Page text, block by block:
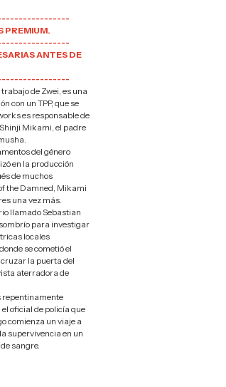
PREMIUM.
ANTES DE
de Zwei, es una
con un TPP, que se
es responsable de
Mikami, el padre
del género
en la producción
de muchos
the Damned, Mikami
una vez más.
llamado Sebastian
para investigar
locales
se cometió el
la puerta del
aterradora de
repentinamente
oficial de policía que
comienza un viaje a
supervivencia en un
sangre.